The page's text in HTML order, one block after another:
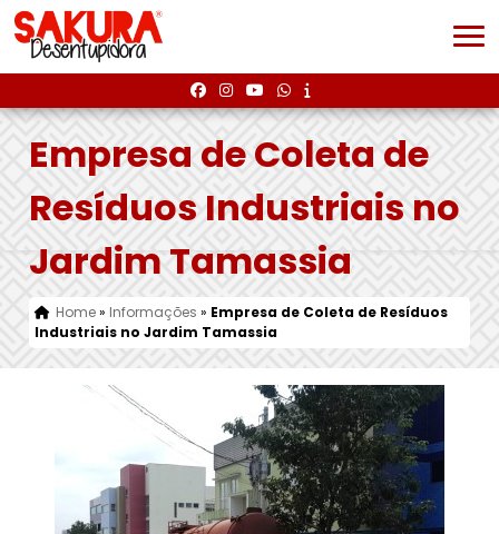
Empresa de Coleta de
Resíduos Industriais no
Jardim Tamassia
Home» Informações » Empresa de Coleta de Resíduos
Industriais no Jardim Tamassia